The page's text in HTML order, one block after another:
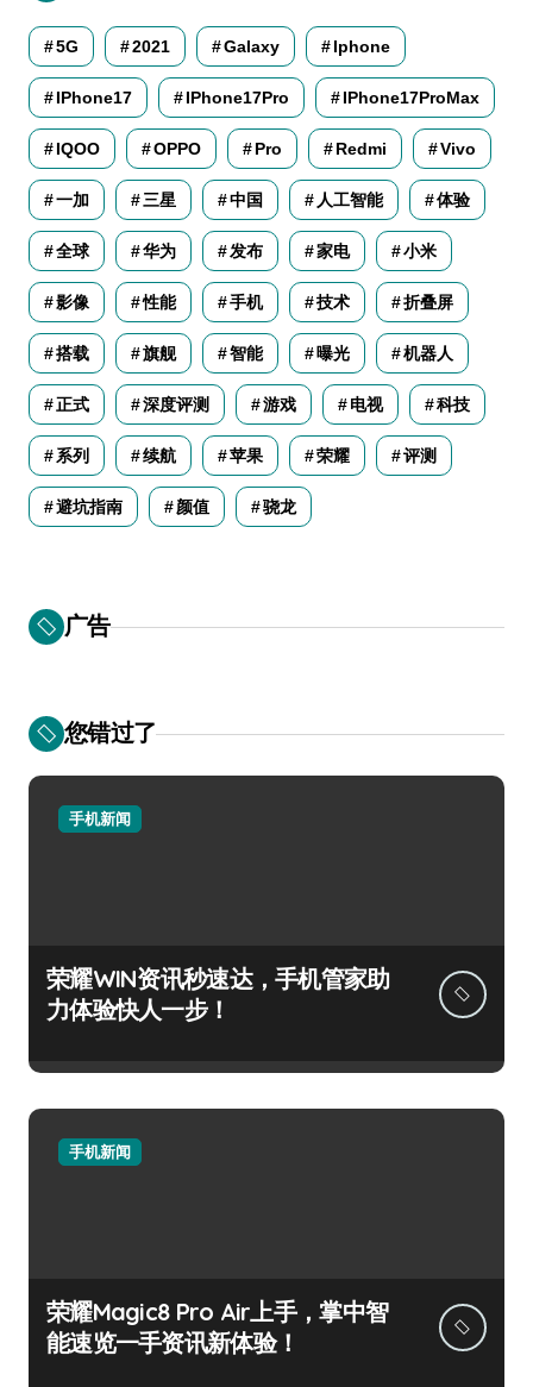
5G 2021 Galaxy Iphone
IPhone17 IPhone17Pro IPhone17ProMax
IQOO OPPO Pro Redmi Vivo
一加 三星 中国 人工智能 体验
全球 华为 发布 家电 小米
影像 性能 手机 技术 折叠屏
搭载 旗舰 智能 曝光 机器人
正式 深度评测 游戏 电视 科技
系列 续航 苹果 荣耀 评测
避坑指南 颜值 骁龙
广告
您错过了
手机新闻
荣耀WIN资讯秒速达，手机管家助
力体验快人一步！
手机新闻
荣耀Magic8 Pro Air上手，掌中智
能速览一手资讯新体验！